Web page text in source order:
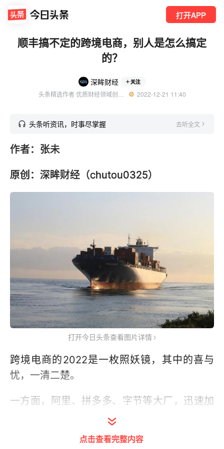
打开APP
顺丰搞不定的跨境电商，别人是怎么搞定
的？
深眸财经 关注
  2022-12-21 11:40
头条听资讯，时事尽掌握 去听全文
作者：张未
原创：深眸财经（chutou0325）
打开今日头条查看图片详情
跨境电商的2022是一枚照妖镜，其中的喜与
忧，一清二楚。
一方面，阿里、拼多多、字节等大厂，迅速加
码跨境电商业务，阿里今年对Lazada的投资已
达13亿美元。11月底，阿里还在西班牙推出了
点击查看完整内容